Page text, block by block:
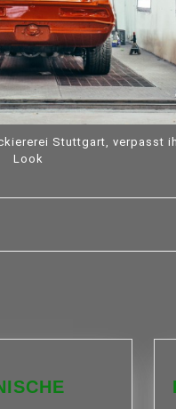
Stuttgart, verpasst
Look
Next